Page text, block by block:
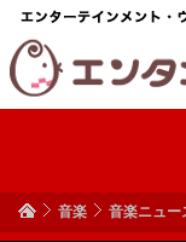
音楽 音楽ニュー